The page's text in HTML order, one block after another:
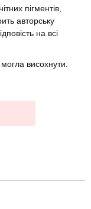
пігментів,
авторську
на всі
висохнути.